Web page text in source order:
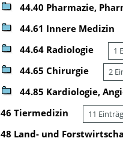
44.40 Pharmazie,
44.61 Innere Medizin
44.64 Radiologie 1
44.65 Chirurgie 2
44.85 Kardiologie,
46 Tiermedizin 11
48 Land- und